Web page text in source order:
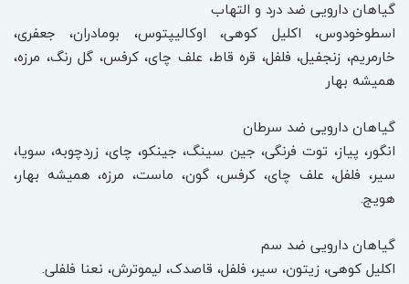
گیاهان دارویی ضد درد و التهاب
اسطوخودوس، اکلیل کوهی، اوکالیپتوس، بومادران، جعفری،
خارمریم، زنجفیل، فلفل، قره قاط، علف چای، کرفس، گل رنگ، مرزه،
همیشه بهار
گیاهان دارویی ضد سرطان
انگور، پیاز، توت فرنگی، جین سینگ، جینکو، چای، زردچوبه، سویا،
سیر، فلفل، علف چای، کرفس، گون، ماست، مرزه، همیشه بهار،
هویج.
گیاهان دارویی ضد سم
اکلیل کوهی، زیتون، سیر، فلفل، قاصدک، لیموترش، نعنا فلفلی.